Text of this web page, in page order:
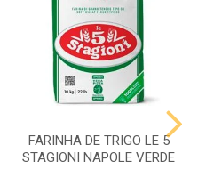
FARINHA DE TRIGO LE 5
STAGIONI NAPOLE VERDE